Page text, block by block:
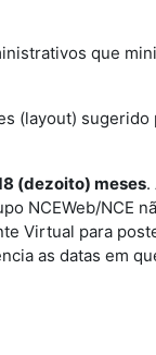
que
(layout)
(dezoito) meses.
NCEWeb/NCE
Virtual para
as datas em